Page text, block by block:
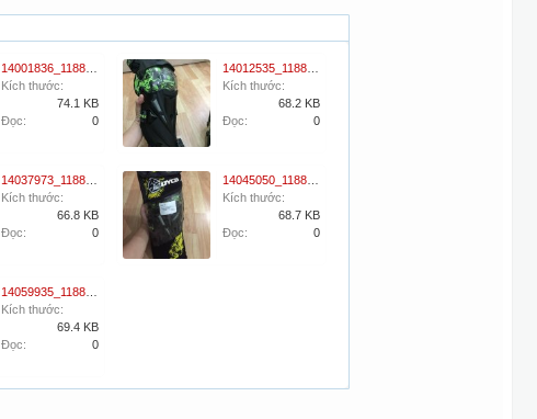
Kích thước:
74.1 KB
Đọc:
0
Kích thước:
68.2 KB
Đọc:
0
Kích thước:
66.8 KB
Đọc:
0
Kích thước:
68.7 KB
Đọc:
0
Kích thước:
69.4 KB
Đọc:
0